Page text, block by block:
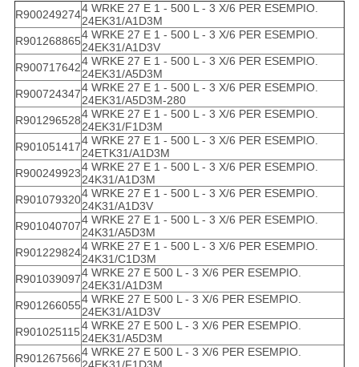
R9002492744 WRKE 27 E 1 - 500 L - 3 X/6 PER ESEMPIO.
24EK31/A1D3M
R9012688654 WRKE 27 E 1 - 500 L - 3 X/6 PER ESEMPIO.
24EK31/A1D3V
R9007176424 WRKE 27 E 1 - 500 L - 3 X/6 PER ESEMPIO.
24EK31/A5D3M
R9007243474 WRKE 27 E 1 - 500 L - 3 X/6 PER ESEMPIO.
24EK31/A5D3M-280
R9012965284 WRKE 27 E 1 - 500 L - 3 X/6 PER ESEMPIO.
24EK31/F1D3M
R9010514174 WRKE 27 E 1 - 500 L - 3 X/6 PER ESEMPIO.
24ETK31/A1D3M
R9002499234 WRKE 27 E 1 - 500 L - 3 X/6 PER ESEMPIO.
24K31/A1D3M
R9010793204 WRKE 27 E 1 - 500 L - 3 X/6 PER ESEMPIO.
24K31/A1D3V
R9010407074 WRKE 27 E 1 - 500 L - 3 X/6 PER ESEMPIO.
24K31/A5D3M
R9012298244 WRKE 27 E 1 - 500 L - 3 X/6 PER ESEMPIO.
24K31/C1D3M
R9010390974 WRKE 27 E 500 L - 3 X/6 PER ESEMPIO.
24EK31/A1D3M
R9012660554 WRKE 27 E 500 L - 3 X/6 PER ESEMPIO.
24EK31/A1D3V
R9010251154 WRKE 27 E 500 L - 3 X/6 PER ESEMPIO.
24EK31/A5D3M
R9012675664 WRKE 27 E 500 L - 3 X/6 PER ESEMPIO.
24EK31/F1D3M